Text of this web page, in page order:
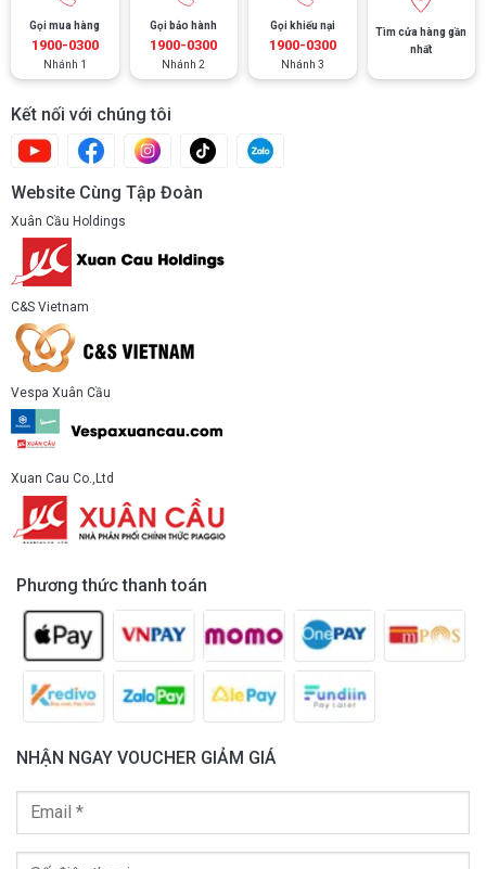
Gọi mua hàng
1900-0300
Nhánh 1
Gọi bảo hành
1900-0300
Nhánh 2
Gọi khiếu nại
1900-0300
Nhánh 3
Tìm cửa hàng gần
nhất
Kết nối với chúng tôi
Website Cùng Tập Đoàn
Xuân Cầu Holdings
C&S Vietnam
Vespa Xuân Cầu
Xuan Cau Co.,Ltd
Phương thức thanh toán
NHẬN NGAY VOUCHER GIẢM GIÁ